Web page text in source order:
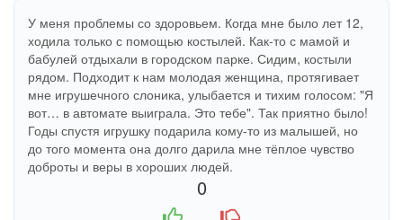
У меня проблемы со здоровьем. Когда мне было лет 12,
ходила только с помощью костылей. Как-то с мамой и
бабулей отдыхали в городском парке. Сидим, костыли
рядом. Подходит к нам молодая женщина, протягивает
мне игрушечного слоника, улыбается и тихим голосом: "Я
вот… в автомате выиграла. Это тебе". Так приятно было!
Годы спустя игрушку подарила кому-то из малышей, но
до того момента она долго дарила мне тёплое чувство
доброты и веры в хороших людей.
0